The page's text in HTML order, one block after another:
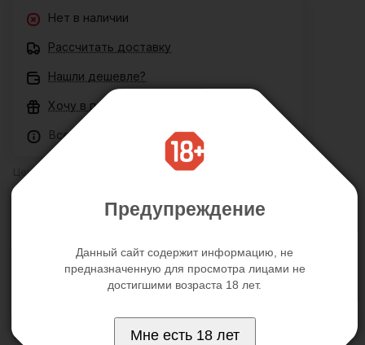
Нет в наличии
Рассчитать доставку
Нашли дешевле?
Хочу в подарок
Все товары сертифицированы
Цена действительна только для интернет-магазина и
может отличаться от цен в розничных магазинах
Имеют форму гантели, на обоих концах которой
Предупреждение
Данный сайт содержит информацию, не
предназначенную для просмотра лицами не
достигшими возраста 18 лет.
Мне есть 18 лет